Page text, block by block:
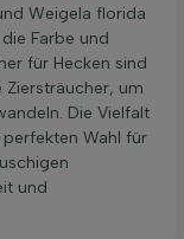
Weigela florida
Farbe und
für Hecken sind
um
Die Vielfalt
Wahl für
und